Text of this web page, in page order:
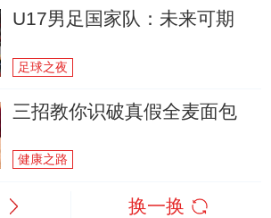
U17男足国家队：未来可期
足球之夜
三招教你识破真假全麦面包
健康之路
换一换